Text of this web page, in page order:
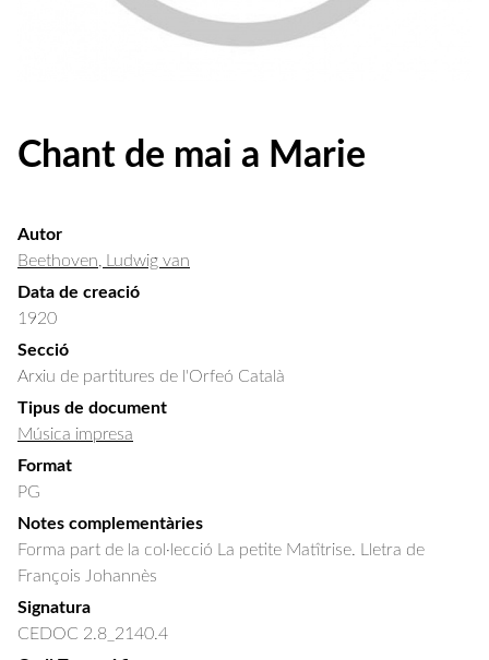
Chant de mai a Marie
Autor
Beethoven, Ludwig van
Data de creació
1920
Secció
Arxiu de partitures de l'Orfeó Català
Tipus de document
Música impresa
Format
PG
Notes complementàries
Forma part de la col·lecció La petite Matîtrise. Lletra de
François Johannès
Signatura
CEDOC 2.8_2140.4